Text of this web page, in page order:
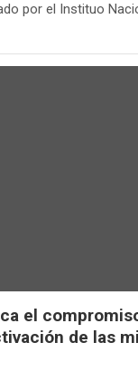
por el Instituo
el
de las